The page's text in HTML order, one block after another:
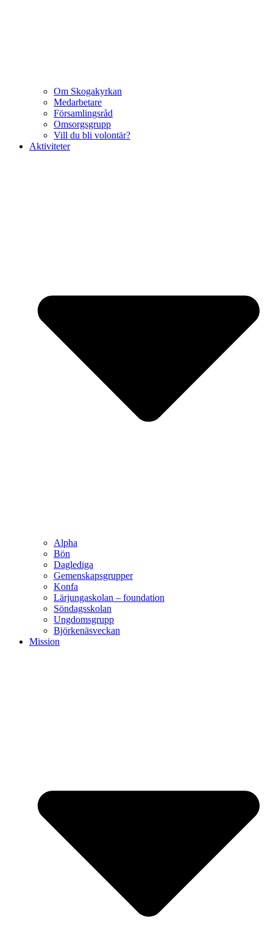
Om Skogakyrkan
Medarbetare
Församlingsråd
Omsorgsgrupp
Vill du bli volontär?
Aktiviteter
Alpha
Bön
Daglediga
Gemenskapsgrupper
Konfa
Lärjungaskolan – foundation
Söndagsskolan
Ungdomsgrupp
Björkenäsveckan
Mission